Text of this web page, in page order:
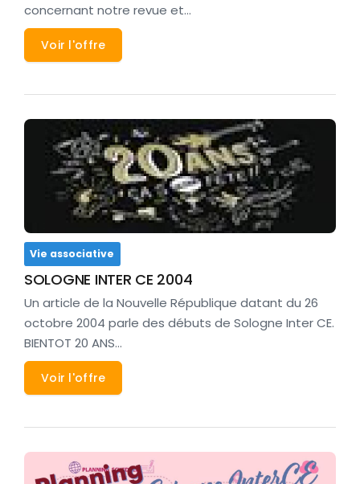
concernant notre revue et…
Voir l'offre
Vie associative
SOLOGNE INTER CE 2004
Un article de la Nouvelle République datant du 26
octobre 2004 parle des débuts de Sologne Inter CE.
BIENTOT 20 ANS…
Voir l'offre